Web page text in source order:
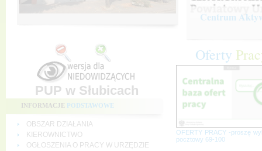
Centrum
PUP w Słubicach
INFORMACJE PODSTAWOWE
OBSZAR DZIAŁANIA
KIEROWNICTWO
OGŁOSZENIA O PRACY W URZĘDZIE
Oferty
OFERTY PRACY -proszę
pocztowy 69-100